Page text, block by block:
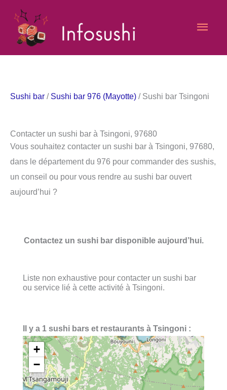
contenu
Sushi bar / Sushi bar 976 (Mayotte) / Sushi bar Tsingoni
Contacter un sushi bar à Tsingoni, 97680
Vous souhaitez contacter un sushi bar à Tsingoni, 97680,
dans le département du 976 pour commander des sushis,
un conseil ou pour vous rendre au sushi bar ouvert
aujourd’hui ?
Contactez un sushi bar disponible aujourd’hui.
Liste non exhaustive pour contacter un sushi bar
ou service lié à cette activité à Tsingoni.
Il y a 1 sushi bars et restaurants à Tsingoni :
+
−